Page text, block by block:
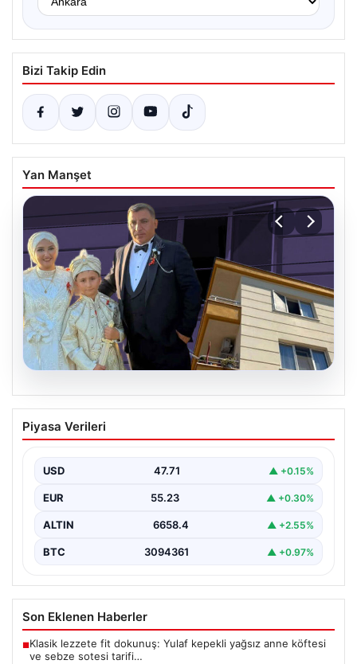
Bizi Takip Edin
Yan Manşet
06.08.2026
Çanakkale’de böcek ilaçlaması felakete
dönüştü. Yusuf öldü, annesi yoğun
{"title": "Çanakkale'de Böcek İlaçlaması Felakete
"Çanakkale’nin Barbaros…
Piyasa Verileri
USD 47.71 ▲ +0.15%
EUR 55.23 ▲ +0.30%
ALTIN 6658.4 ▲ +2.55%
BTC 3094361 ▲ +0.97%
Son Eklenen Haberler
■Klasik lezzete fit dokunuş: Yulaf kepekli yağsız anne köftesi
ve sebze sotesi tarifi…